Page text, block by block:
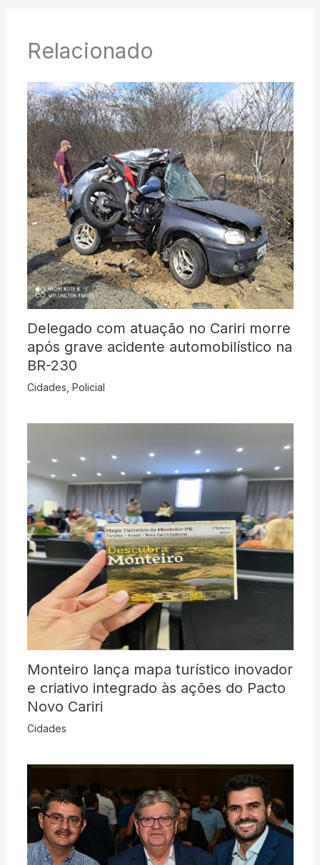
Relacionado
Delegado com atuação no Cariri morre
após grave acidente automobilístico na
BR-230
Cidades Policial
Monteiro lança mapa turístico inovador
e criativo integrado às ações do Pacto
Novo Cariri
Cidades